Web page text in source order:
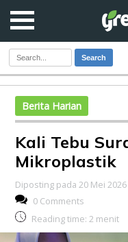
Search
Berita Harian
Kali Tebu
Mikroplastik
Diposting pada 20 Mei 2026
0 Comments
Reading time: 2 menit